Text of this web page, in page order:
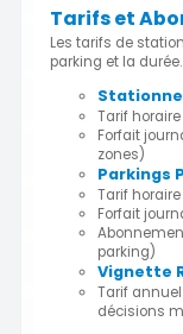
Tarifs et
Les tarifs de
parking et la
Tarif horaire
Forfait
zones)
Parkings
Tarif horaire
Forfait
parking)
Vignette
Tarif
décisions